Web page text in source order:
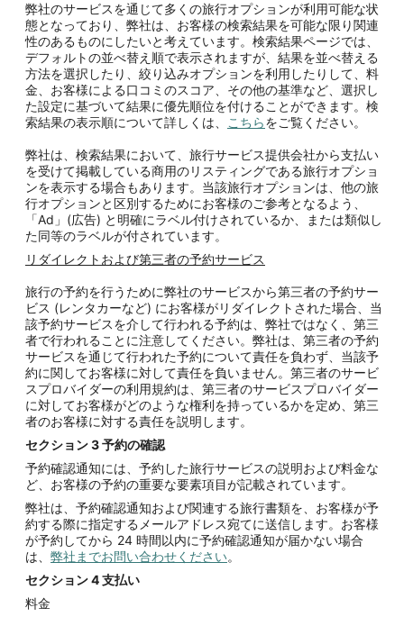
弊社のサービスを通じて多くの旅行オプションが利用可能な状
態となっており、弊社は、お客様の検索結果を可能な限り関連
性のあるものにしたいと考えています。検索結果ページでは、
デフォルトの並べ替え順で表示されますが、結果を並べ替える
方法を選択したり、絞り込みオプションを利用したりして、料
金、お客様による口コミのスコア、その他の基準など、選択し
た設定に基づいて結果に優先順位を付けることができます。検
索結果の表示順について詳しくは、
こちらをご覧ください。
弊社は、検索結果において、旅行サービス提供会社から支払い
を受けて掲載している商用のリスティングである旅行オプショ
ンを表示する場合もあります。当該旅行オプションは、他の旅
行オプションと区別するためにお客様のご参考となるよう、
「Ad」(広告) と明確にラベル付けされているか、または類似し
た同等のラベルが付されています。
リダイレクトおよび第三者の予約サービス
旅行の予約を行うために弊社のサービスから第三者の予約サー
ビス (レンタカーなど) にお客様がリダイレクトされた場合、当
該予約サービスを介して行われる予約は、弊社ではなく、第三
者で行われることに注意してください。弊社は、第三者の予約
サービスを通じて行われた予約について責任を負わず、当該予
約に関してお客様に対して責任を負いません。第三者のサービ
スプロバイダーの利用規約は、第三者のサービスプロバイダー
に対してお客様がどのような権利を持っているかを定め、第三
者のお客様に対する責任を説明します。
セクション3予約の確認
予約確認通知には、予約した旅行サービスの説明および料金な
ど、お客様の予約の重要な要素項目が記載されています。
弊社は、予約確認通知および関連する旅行書類を、お客様が予
約する際に指定するメールアドレス宛てに送信します。お客様
が予約してから 24 時間以内に予約確認通知が届かない場合
は、 弊社までお問い合わせください。
セクション4支払い
料金